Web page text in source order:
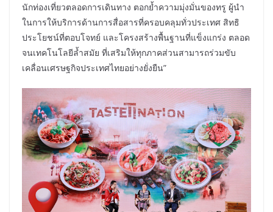
นักท่องเที่ยวตลอดการเดินทาง ตอกย้ำความมุ่งมั่นของทรู ผู้นำ
ในการให้บริการด้านการสื่อสารที่ครอบคลุมทั่วประเทศ สิทธิ
ประโยชน์ที่ตอบโจทย์ และโครงสร้างพื้นฐานที่แข็งแกร่ง ตลอด
จนเทคโนโลยีล้ำสมัย ที่เสริมให้ทุกภาคส่วนสามารถร่วมขับ
เคลื่อนเศรษฐกิจประเทศไทยอย่างยั่งยืน”